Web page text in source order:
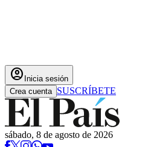
account_circle Inicia sesión
Crea cuenta SUSCRÍBETE
sábado, 8 de agosto de 2026